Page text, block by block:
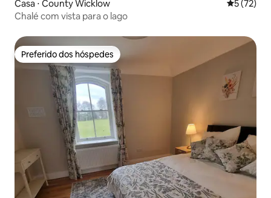
Casa ⋅ County Wicklow 5 de uma
5 (72)
Chalé com vista para o lago
Preferido dos hóspedes
Preferido dos hóspedes